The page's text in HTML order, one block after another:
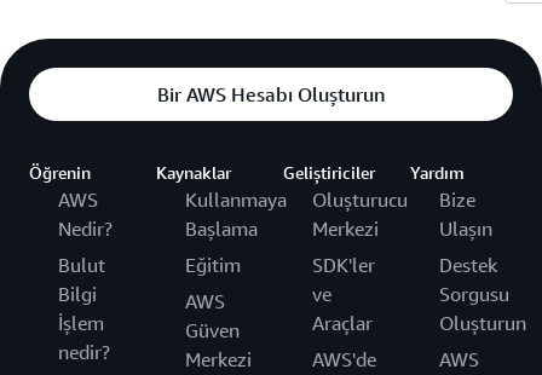
Bir AWS Hesabı Oluşturun
Öğrenin
AWS
Nedir?
Bulut
Bilgi
İşlem
nedir?
Kaynaklar
Kullanmaya
Başlama
Eğitim
AWS
Güven
Merkezi
Geliştiriciler
Oluşturucu
Merkezi
SDK'ler
ve
Araçlar
AWS'de
Yardım
Bize
Ulaşın
Destek
Sorgusu
Oluşturun
AWS